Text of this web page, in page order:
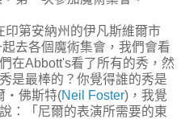
印第安納州的伊凡斯維爾市
去各個魔術集會，我們會看
在Abbott's看了所有的秀，然
是最棒的？你覺得誰的秀是
‧佛斯特(Neil Foster)，我覺
：「尼爾的表演所需要的東